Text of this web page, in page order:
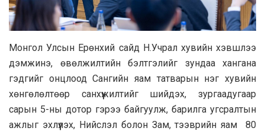
Монгол Улсын Ерөнхий сайд Н.Учрал хувийн хэвшлээ
дэмжинэ, өвөлжилтийн бэлтгэлийг зундаа хангана
гэдгийг онцлоод Сангийн яам татварын нэг хувийн
хөнгөлөлтөөр санхүүжилтийг шийдэх, зургаадугаар
сарын 5-ны дотор гэрээ байгуулж, барилга угсралтын
ажлыг эхлүүлэх, Нийслэл болон Зам, тээврийн яам 80